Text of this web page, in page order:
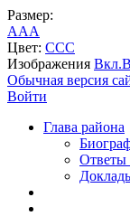
Размер:
AAA
Цвет: CCC
Изображения Вкл.
Обычная версия
Войти
Глава района
Ответы